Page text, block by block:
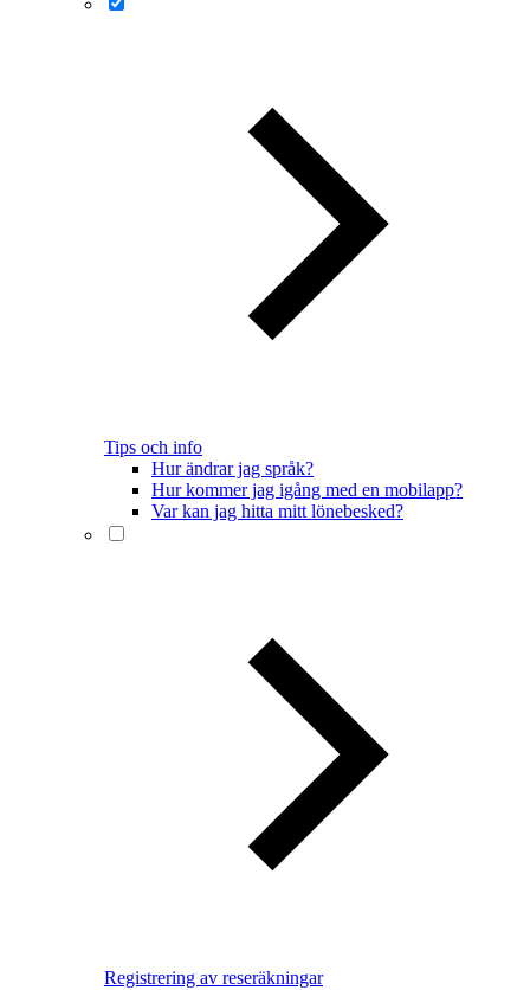
Tips och info
Hur ändrar jag språk?
Hur kommer jag igång med en mobilapp?
Var kan jag hitta mitt lönebesked?
Registrering av reseräkningar